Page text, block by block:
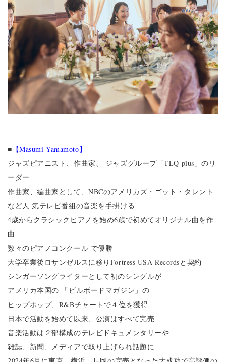
■ 【Masumi Yamamoto】
ジャズピアニスト、作曲家、 ジャズグループ「TLQ plus」のリ
ーダー
作曲家、編曲家として、NBCのアメリカズ・ゴット・タレント
など人 気テレビ番組の音楽を手掛ける
4歳からクラシックピアノを始め6歳で初めてオリジナル曲を作
曲
数々のピアノコンクール で優勝
大学卒業後ロサンゼルスに移りFortress USA Recordsと契約
シンガーソングライターとして初のシングルが
アメリカ本国の 「ビルボードマガジン」の
ヒップホップ、R&Bチャートで４位を獲得
日本で活動を始めて以来、公演はすべて完売
音楽活動は２部構成のテレビドキュメンタリーや
雑誌、新聞、メディアで取り上げられ話題に